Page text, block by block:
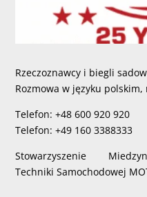
Rzeczoznawcy i biegli
Rozmowa w języku
Telefon: +48 600 920 920
Telefon: +49 160 3388333
Stowarzyszenie
Techniki Samochodowej